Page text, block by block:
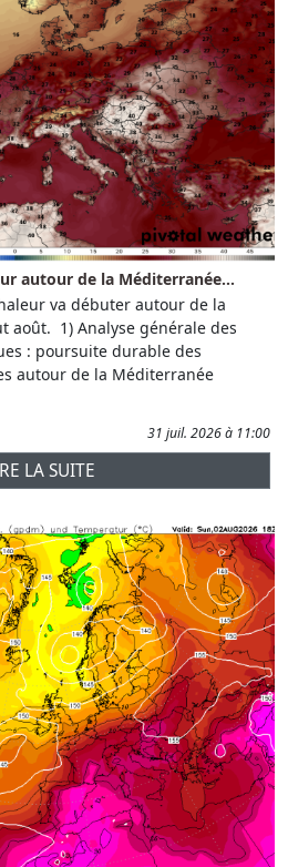
autour de la Méditerranée...
va débuter autour de la
août. 1) Analyse générale des
: poursuite durable des
autour de la Méditerranée
31 juil. 2026 à 11:00
LA SUITE